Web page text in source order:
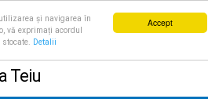
Accept
și navigarea în
vă exprimați acordul
Detalii
Teiu